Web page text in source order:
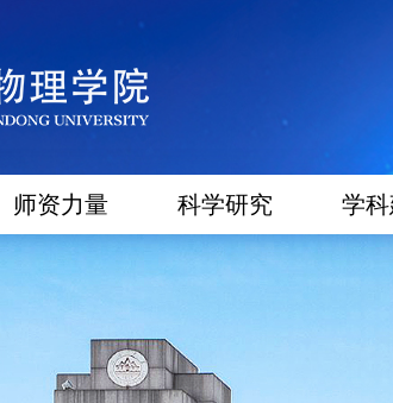
师资力量 科学研究 学